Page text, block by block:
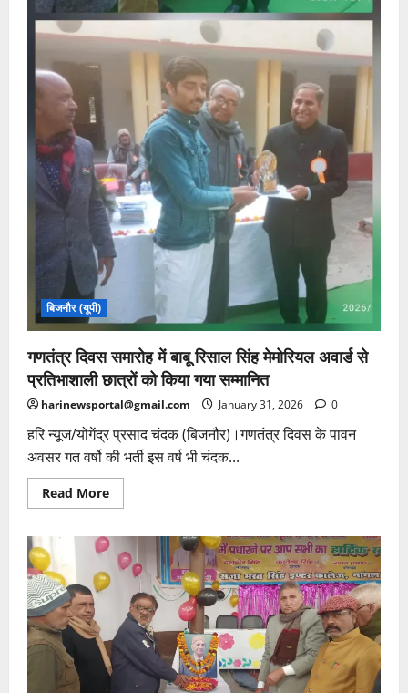
बिजनौर (यूपी)
गणतंत्र दिवस समारोह में बाबू रिसाल सिंह मेमोरियल अवार्ड से
प्रतिभाशाली छात्रों को किया गया सम्मानित
harinewsportal@gmail.com January 31, 2026 0
हरि न्यूज/योगेंद्र प्रसाद चंदक (बिजनौर)।गणतंत्र दिवस के पावन
अवसर गत वर्षो की भर्ती इस वर्ष भी चंदक...
Read MoreRead
more
दिवस
समारोह
बाबू
रिसाल
मेमोरियल
अवार्ड
से
प्रतिभाशाली
छात्रों